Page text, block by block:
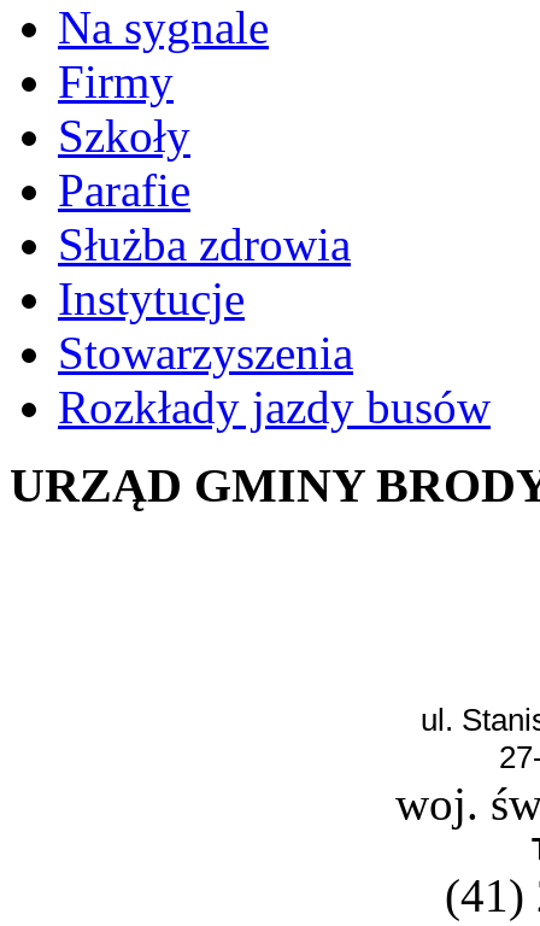
Na sygnale
Firmy
Szkoły
Parafie
Służba zdrowia
Instytucje
Stowarzyszenia
Rozkłady jazdy busów
URZĄD GMINY
ul.
woj.
(41)